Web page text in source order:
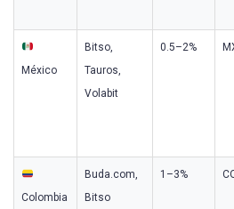
México
Bitso,
Tauros,
Volabit
0.5–2%
Colombia
Buda.com,
Bitso
1–3%